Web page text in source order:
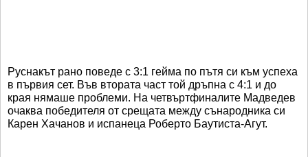
Руснакът рано поведе с 3:1 гейма по пътя си към успеха
в първия сет. Във втората част той дръпна с 4:1 и до
края нямаше проблеми. На четвъртфиналите Мадведев
очаква победителя от срещата между сънародника си
Карен Хачанов и испанеца Роберто Баутиста-Агут.